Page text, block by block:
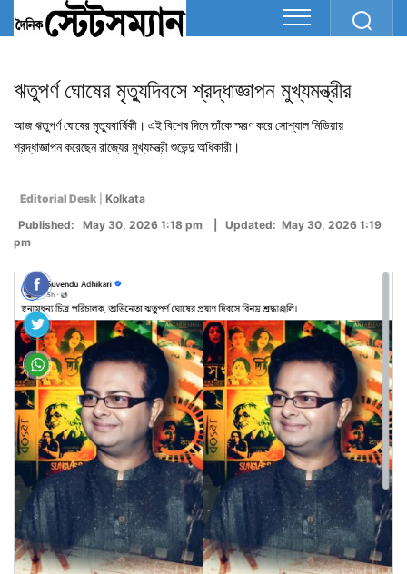
ঋতুপর্ণ ঘোষের মৃত্যুদিবসে শ্রদ্ধাজ্ঞাপন মুখ্যমন্ত্রীর
আজ ঋতুপর্ণ ঘোষের মৃত্যুবার্ষিকী। এই বিশেষ দিনে তাঁকে স্মরণ করে সোশ্যাল মিডিয়ায়
শ্রদ্ধাজ্ঞাপন করেছেন রাজ্যের মুখ্যমন্ত্রী শুভেন্দু অধিকারী।
Editorial Desk
Kolkata
Published: May 30, 2026 1:18 pm | Updated: May 30, 2026 1:19
pm